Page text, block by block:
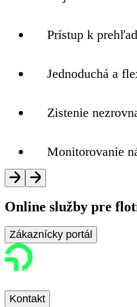
Prístup k
Jednoduchá a
Zistenie
Monitorovanie
Online služby pre
Zákaznícky portál
Kontakt